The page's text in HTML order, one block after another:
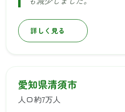
詳しく見る
愛知県清須市
人口約7万人